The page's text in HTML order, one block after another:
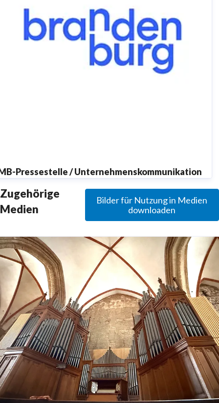
Pressestelle / Unternehmenskommunikation
brandenburg.de +49 (0)331 298 73-253
Pressestelle
Zugehörige
Medien
Bilder für Nutzung in Medien
downloaden